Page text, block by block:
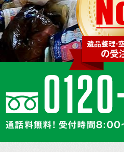
通話料無料! 受付時間8:00